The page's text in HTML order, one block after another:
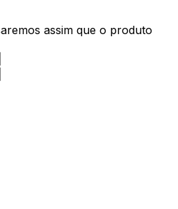
assim que o produto